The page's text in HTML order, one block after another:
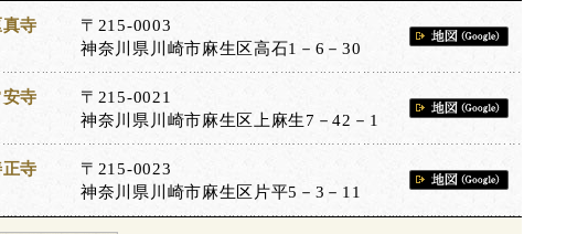
真寺
〒215-0003
神奈川県川崎市麻生区高石1－6－30
寺
〒215-0021
神奈川県川崎市麻生区上麻生7－42－1
寺
〒215-0023
神奈川県川崎市麻生区片平5－3－11